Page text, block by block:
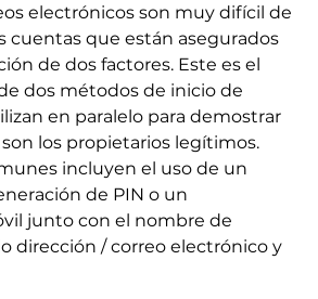
electrónicos son muy difícil de
cuentas que están asegurados
de dos factores. Este es el
dos métodos de inicio de
en paralelo para demostrar
los propietarios legítimos.
incluyen el uso de un
de PIN o un
junto con el nombre de
dirección / correo electrónico y